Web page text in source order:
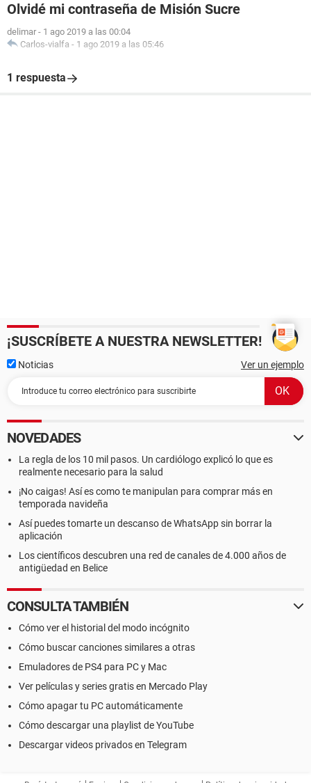
Olvidé mi contraseña de Misión Sucre
delimar - 1 ago 2019 a las 00:04
Carlos-vialfa - 1 ago 2019 a las 05:46
1 respuesta
¡SUSCRÍBETE A NUESTRA NEWSLETTER!
Noticias Ver un ejemplo
NOVEDADES
La regla de los 10 mil pasos. Un cardiólogo explicó lo que es
realmente necesario para la salud
¡No caigas! Así es como te manipulan para comprar más en
temporada navideña
Así puedes tomarte un descanso de WhatsApp sin borrar la
aplicación
Los científicos descubren una red de canales de 4.000 años de
antigüedad en Belice
CONSULTA TAMBIÉN
Cómo ver el historial del modo incógnito
Cómo buscar canciones similares a otras
Emuladores de PS4 para PC y Mac
Ver películas y series gratis en Mercado Play
Cómo apagar tu PC automáticamente
Cómo descargar una playlist de YouTube
Descargar videos privados en Telegram